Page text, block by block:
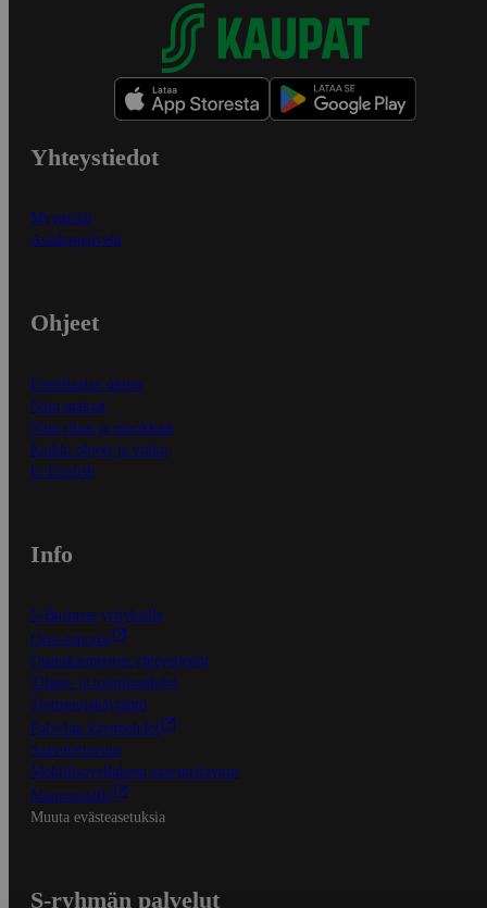
Yhteystiedot
Myymälät
Asiakaspalvelu
Ohjeet
Ensitilaajan ohjeet
Näin maksat
Näin tilaat ja muokkaat
Kaikki ohjeet ja vinkit
In English
Info
S-Business yrityksille
Oiva-raportit
Osuuskauppojen yhteystiedot
Tilaus- ja toimitusehdot
Tietosuojakäytäntö
Palvelun käyttöehdot
Saavutettavuus
Mobiilisovelluksen saavutettavuus
Mainostajalle
Muuta evästeasetuksia
S-ryhmän palvelut